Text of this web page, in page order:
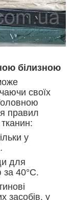
білизною
своїх
правил
у
для
40°С.
засобів, у